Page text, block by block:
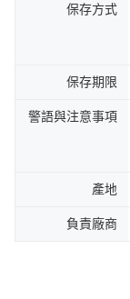
保存方式
保存期限
警語與注意事項
產地
負責廠商